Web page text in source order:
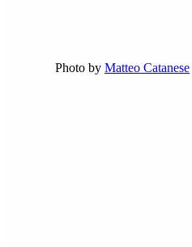
Photo by Matteo Catanese